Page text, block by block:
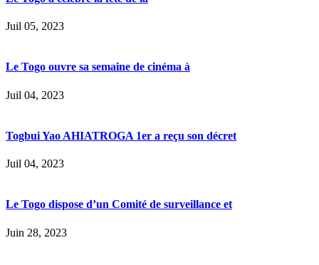
Juil 05, 2023
Le Togo ouvre sa semaine de cinéma à
Juil 04, 2023
Togbui Yao AHIATROGA 1er a reçu son décret
Juil 04, 2023
Le Togo dispose d’un Comité de surveillance et
Juin 28, 2023